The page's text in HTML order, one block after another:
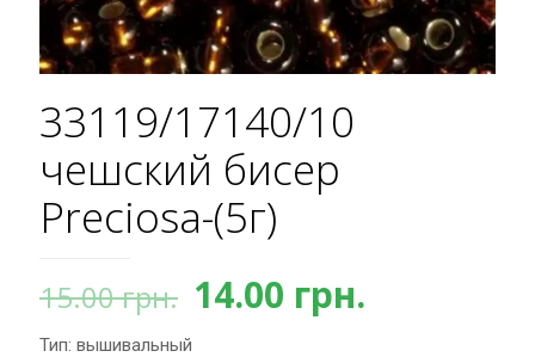
33119/17140/10
чешский бисер
Preciosa-(5г)
15.00грн. Первоначальная
14.00 грн.
Тип: вышивальный